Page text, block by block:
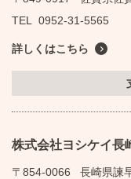
TEL
0952-31-5565
詳しくはこちら
株式会社ヨシケイ長
〒854-0066
長崎県諫